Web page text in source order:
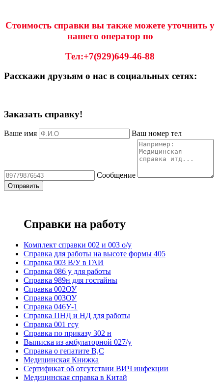
Стоимость справки вы также можете уточнить у
нашего оператор по
Тел:+7(929)649-46-88
Расскажи друзьям о нас в социальных сетях:
Заказать справку!
Ваше имя Ваш номер тел
Сообщение
Справки на работу
Комплект справки 002 и 003 о/у
Справка для работы на высоте формы 405
Справка 003 В/У в ГАИ
Справка 086 у для работы
Справка 989н для гостайны
Справка 002ОУ
Справка 003ОУ
Справка 046У-1
Справка ПНД и НД для работы
Справка 001 гсу
Справка по приказу 302 н
Выписка из амбулаторной 027/у
Справка о гепатите B,C
Медицинская Книжка
Сертификат об отсутствии ВИЧ инфекции
Медицинская справка в Китай